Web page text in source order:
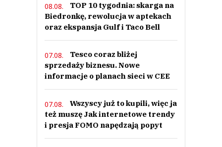
08.08.
TOP 10 tygodnia: skarga na
Biedronkę, rewolucja w aptekach
oraz ekspansja Gulf i Taco Bell
07.08.
Tesco coraz bliżej
sprzedaży biznesu. Nowe
informacje o planach sieci w CEE
07.08.
Wszyscy już to kupili, więc ja
też muszę Jak internetowe trendy
i presja FOMO napędzają popyt